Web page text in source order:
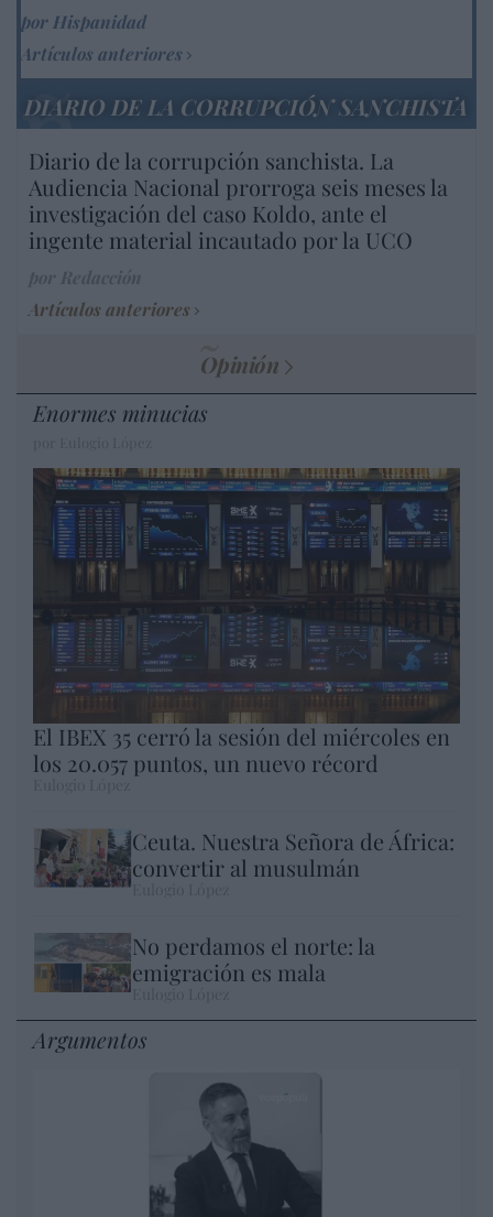
por Hispanidad
Artículos anteriores
DIARIO DE LA CORRUPCIÓN SANCHISTA
Diario de la corrupción sanchista. La
Audiencia Nacional prorroga seis meses la
investigación del caso Koldo, ante el
ingente material incautado por la UCO
Artículos anteriores
Opinión
Enormes minucias
El IBEX 35 cerró la sesión del miércoles en
los 20.057 puntos, un nuevo récord
Ceuta. Nuestra Señora de África:
convertir al musulmán
No perdamos el norte: la
emigración es mala
Argumentos